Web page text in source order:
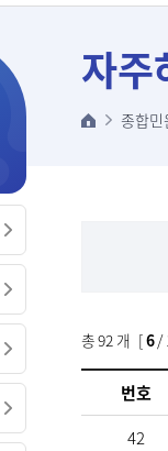
자주
종합민
총92개 [6/
번호
42